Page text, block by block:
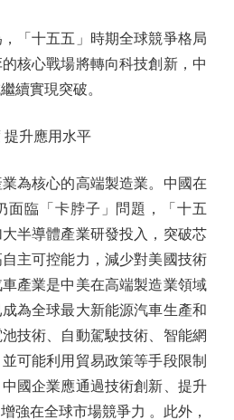
十五五」時期全球競爭格局
核心戰場將轉向科技創新，中
續實現突破。
升應用水平
核心的高端製造業。中國在
面臨「卡脖子」問題，「十五
半導體產業研發投入，突破芯
主可控能力，減少對美國技術
產業是中美在高端製造業領域
為全球最大新能源汽車生產和
技術、自動駕駛技術、智能網
可能利用貿易政策等手段限制
國企業應通過技術創新、提升
強在全球市場競爭力 。此外，